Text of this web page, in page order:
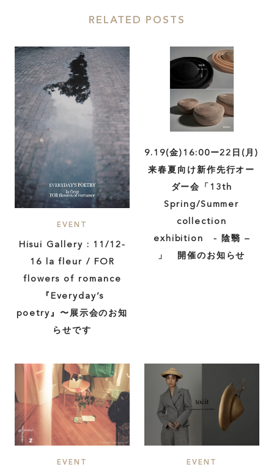
RELATED POSTS
EVENT
Hisui Gallery : 11/12-
16 la fleur / FOR
flowers of romance
『Everyday’s
poetry』〜展示会のお知
らせです
9.19(金)16:00ー22日(月)
来春夏向け新作先行オー
ダー会「13th
Spring/Summer
collection
exhibition - 陰翳 –
」 開催のお知らせ
EVENT EVENT